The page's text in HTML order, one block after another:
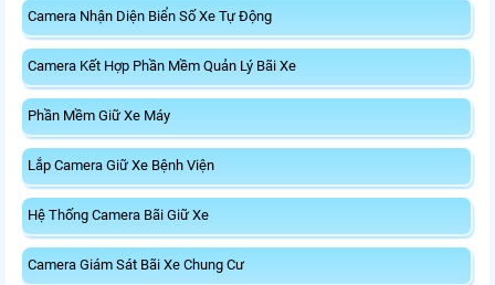
Camera Nhận Diện Biển Số Xe Tự Động
Camera Kết Hợp Phần Mềm Quản Lý Bãi Xe
Phần Mềm Giữ Xe Máy
Lắp Camera Giữ Xe Bệnh Viện
Hệ Thống Camera Bãi Giữ Xe
Camera Giám Sát Bãi Xe Chung Cư